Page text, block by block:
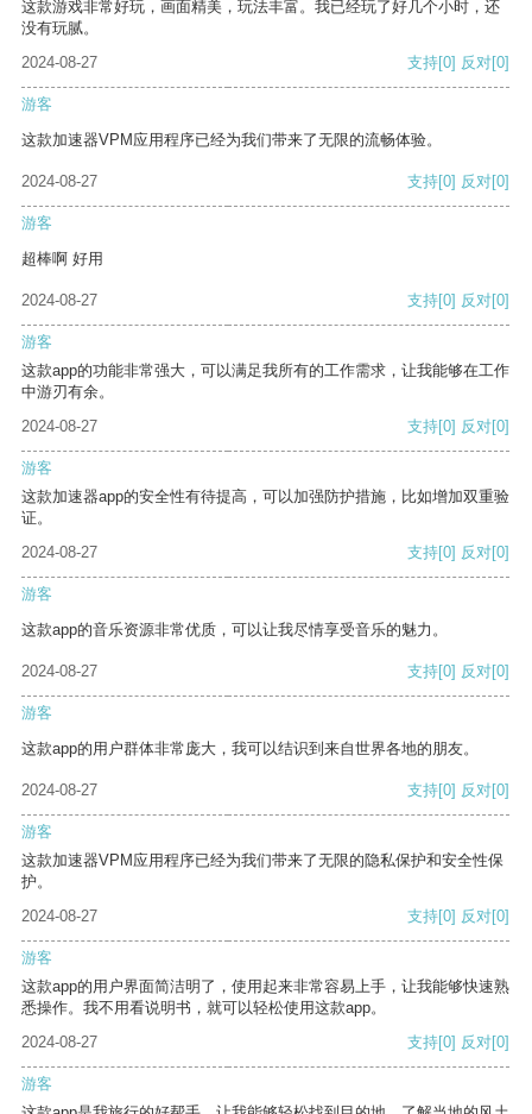
这款游戏非常好玩，画面精美，玩法丰富。我已经玩了好几个小时，还
没有玩腻。
2024-08-27
支持[0] 反对[0]
游客
这款加速器VPM应用程序已经为我们带来了无限的流畅体验。
2024-08-27 支持[0] 反对[0]
游客
超棒啊 好用
2024-08-27 支持[0] 反对[0]
游客
这款app的功能非常强大，可以满足我所有的工作需求，让我能够在工作
中游刃有余。
2024-08-27
支持[0] 反对[0]
游客
这款加速器app的安全性有待提高，可以加强防护措施，比如增加双重验
证。
2024-08-27
支持[0] 反对[0]
游客
这款app的音乐资源非常优质，可以让我尽情享受音乐的魅力。
2024-08-27 支持[0] 反对[0]
游客
这款app的用户群体非常庞大，我可以结识到来自世界各地的朋友。
2024-08-27 支持[0] 反对[0]
游客
这款加速器VPM应用程序已经为我们带来了无限的隐私保护和安全性保
护。
2024-08-27
支持[0] 反对[0]
游客
这款app的用户界面简洁明了，使用起来非常容易上手，让我能够快速熟
悉操作。我不用看说明书，就可以轻松使用这款app。
2024-08-27
支持[0] 反对[0]
游客